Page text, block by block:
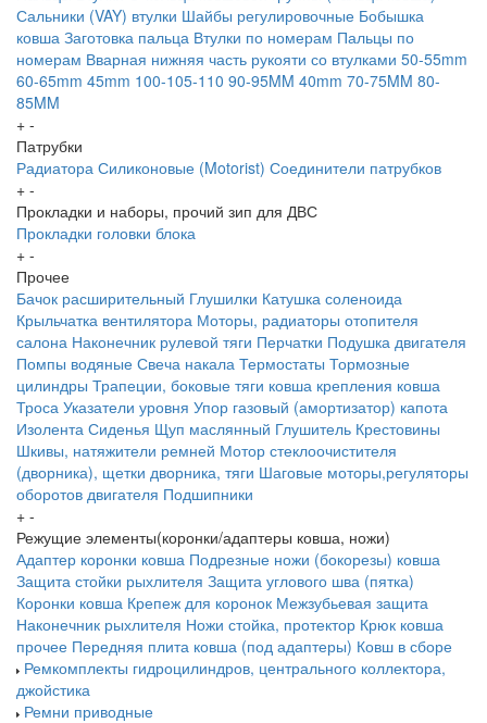
Сальники (VAY) втулки Шайбы регулировочные Бобышка
ковша Заготовка пальца Втулки по номерам Пальцы по
номерам Вварная нижняя часть рукояти со втулками 50-55mm
60-65mm 45mm 100-105-110 90-95MM 40mm 70-75MM 80-
85MM
+ -
Патрубки
Радиатора Силиконовые (Motorist) Соединители патрубков
+ -
Прокладки и наборы, прочий зип для ДВС
Прокладки головки блока
+ -
Прочее
Бачок расширительный Глушилки Катушка соленоида
Крыльчатка вентилятора Моторы, радиаторы отопителя
салона Наконечник рулевой тяги Перчатки Подушка двигателя
Помпы водяные Свеча накала Термостаты Тормозные
цилиндры Трапеции, боковые тяги ковша крепления ковша
Троса Указатели уровня Упор газовый (амортизатор) капота
Изолента Сиденья Щуп маслянный Глушитель Крестовины
Шкивы, натяжители ремней Мотор стеклоочистителя
(дворника), щетки дворника, тяги Шаговые моторы,регуляторы
оборотов двигателя Подшипники
+ -
Режущие элементы(коронки/адаптеры ковша, ножи)
Адаптер коронки ковша Подрезные ножи (бокорезы) ковша
Защита стойки рыхлителя Защита углового шва (пятка)
Коронки ковша Крепеж для коронок Межзубьевая защита
Наконечник рыхлителя Ножи стойка, протектор Крюк ковша
прочее Передняя плита ковша (под адаптеры) Ковш в сборе
Ремкомплекты гидроцилиндров, центрального коллектора,
джойстика
Ремни приводные